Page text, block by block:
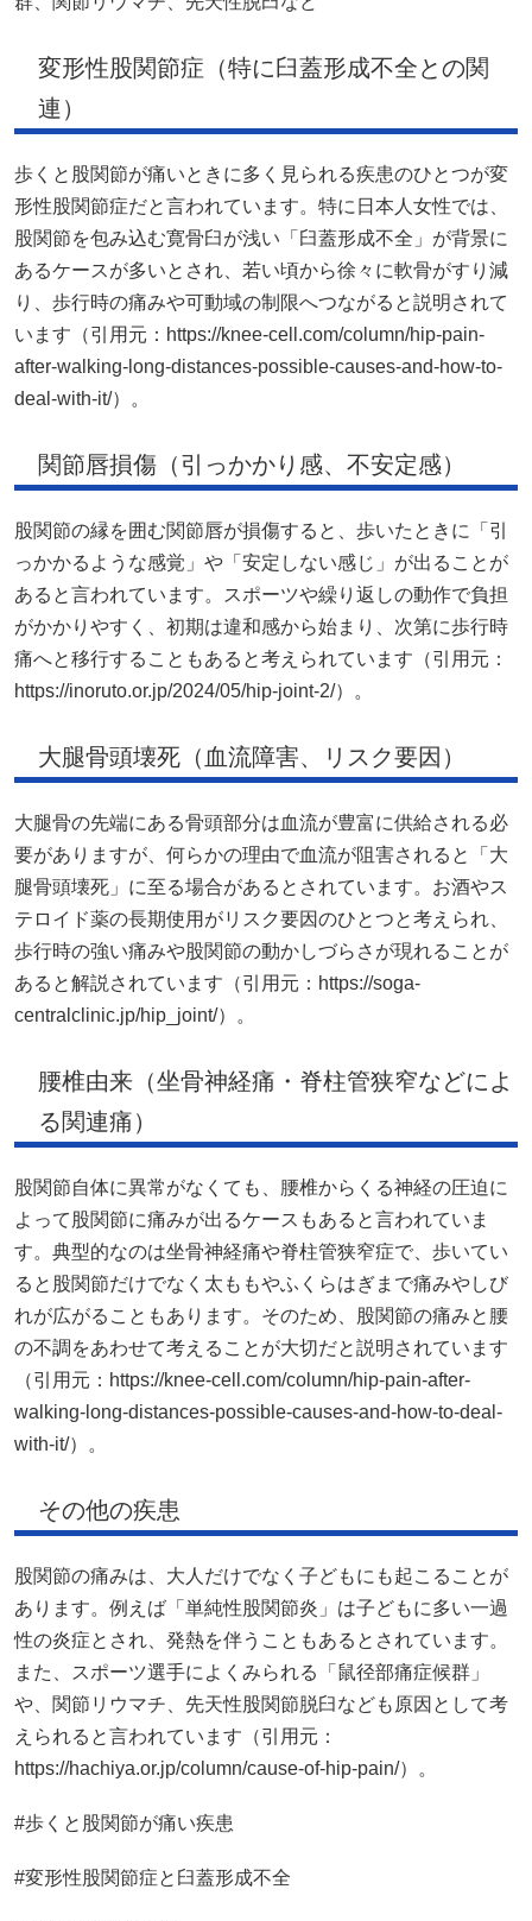
変形性股関節症（特に臼蓋形成不全との関
連）
歩くと股関節が痛いときに多く見られる疾患のひとつが変
形性股関節症だと言われています。特に日本人女性では、
股関節を包み込む寛骨臼が浅い「臼蓋形成不全」が背景に
あるケースが多いとされ、若い頃から徐々に軟骨がすり減
り、歩行時の痛みや可動域の制限へつながると説明されて
います（引用元：https://knee-cell.com/column/hip-pain-
after-walking-long-distances-possible-causes-and-how-to-
deal-with-it/）。
関節唇損傷（引っかかり感、不安定感）
股関節の縁を囲む関節唇が損傷すると、歩いたときに「引
っかかるような感覚」や「安定しない感じ」が出ることが
あると言われています。スポーツや繰り返しの動作で負担
がかかりやすく、初期は違和感から始まり、次第に歩行時
痛へと移行することもあると考えられています（引用元：
https://inoruto.or.jp/2024/05/hip-joint-2/）。
大腿骨頭壊死（血流障害、リスク要因）
大腿骨の先端にある骨頭部分は血流が豊富に供給される必
要がありますが、何らかの理由で血流が阻害されると「大
腿骨頭壊死」に至る場合があるとされています。お酒やス
テロイド薬の長期使用がリスク要因のひとつと考えられ、
歩行時の強い痛みや股関節の動かしづらさが現れることが
あると解説されています（引用元：https://soga-
centralclinic.jp/hip_joint/）。
腰椎由来（坐骨神経痛・脊柱管狭窄などによ
る関連痛）
股関節自体に異常がなくても、腰椎からくる神経の圧迫に
よって股関節に痛みが出るケースもあると言われていま
す。典型的なのは坐骨神経痛や脊柱管狭窄症で、歩いてい
ると股関節だけでなく太ももやふくらはぎまで痛みやしび
れが広がることもあります。そのため、股関節の痛みと腰
の不調をあわせて考えることが大切だと説明されています
（引用元：https://knee-cell.com/column/hip-pain-after-
walking-long-distances-possible-causes-and-how-to-deal-
with-it/）。
その他の疾患
股関節の痛みは、大人だけでなく子どもにも起こることが
あります。例えば「単純性股関節炎」は子どもに多い一過
性の炎症とされ、発熱を伴うこともあるとされています。
また、スポーツ選手によくみられる「鼠径部痛症候群」
や、関節リウマチ、先天性股関節脱臼なども原因として考
えられると言われています（引用元：
https://hachiya.or.jp/column/cause-of-hip-pain/）。
#歩くと股関節が痛い疾患
#変形性股関節症と臼蓋形成不全